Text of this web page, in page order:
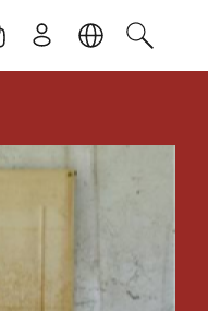
ISCRIVITILINGUACERCA